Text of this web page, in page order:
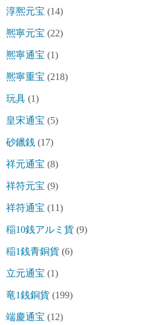
淳熈元宝 (14)
熈寧元宝 (22)
熈寧通宝 (1)
熈寧重宝 (218)
玩具 (1)
皇宋通宝 (5)
砂鑞銭 (17)
祥元通宝 (8)
祥符元宝 (9)
祥符通宝 (11)
稲10銭アルミ貨 (9)
稲1銭青銅貨 (6)
立元通宝 (1)
竜1銭銅貨 (199)
端慶通宝 (12)